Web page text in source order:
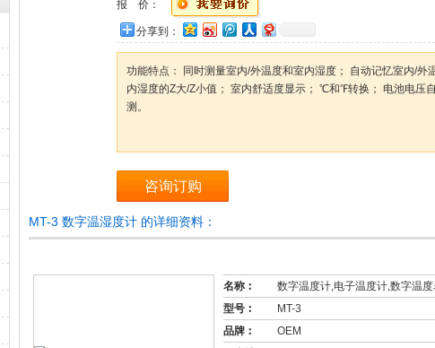
报 价：
分享到：
功能特点： 同时测量室内/外温度和室内湿度； 自动记忆室内/外
内湿度的Z大/Z小值； 室内舒适度显示； ℃和℉转换； 电池电压
测。
咨询订购
MT-3 数字温湿度计 的详细资料：
名称︰
数字温度计,电子温度计,数字温度
型号︰
MT-3
品牌︰
OEM